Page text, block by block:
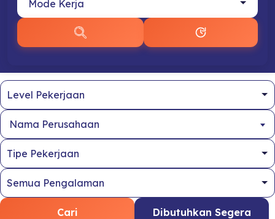
Nama Perusahaan
Cari Dibutuhkan Segera